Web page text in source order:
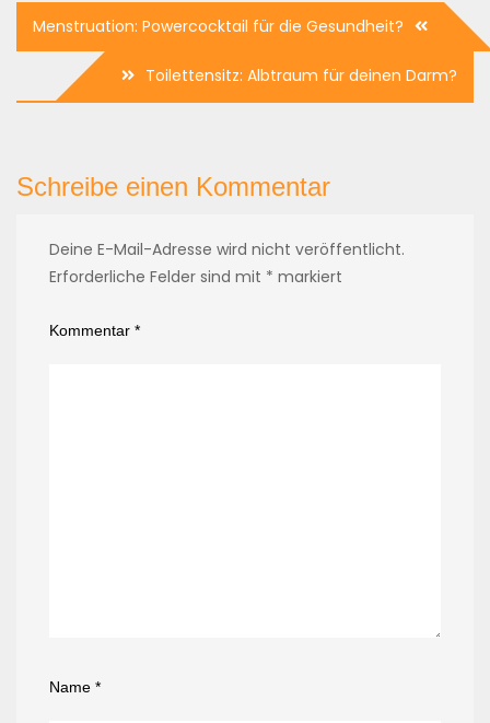
Beitragsnavigation
Menstruation: Powercocktail für die Gesundheit?
Toilettensitz: Albtraum für deinen Darm?
Schreibe einen Kommentar
Deine E-Mail-Adresse wird nicht veröffentlicht.
Erforderliche Felder sind mit * markiert
Kommentar *
Name *